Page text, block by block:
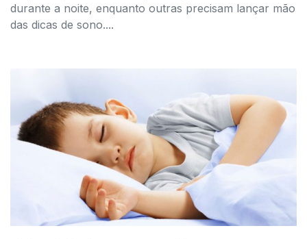
durante a noite, enquanto outras precisam lançar mão
das dicas de sono....